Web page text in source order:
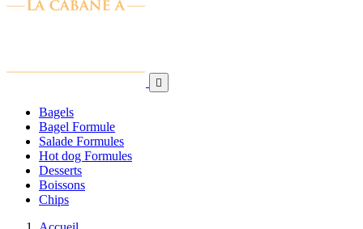

Bagels
Bagel Formule
Salade Formules
Hot dog Formules
Desserts
Boissons
Chips